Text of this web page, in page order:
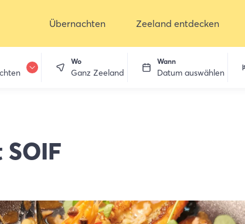
Übernachten Zeeland entdecken
entdecken
Wo
Ganz Zeeland
Wann
Datum auswählen